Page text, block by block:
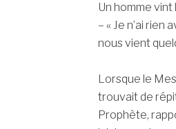
Un homme vint
– « Je n’ai rien
nous vient
Lorsque le
trouvait de
Prophète,